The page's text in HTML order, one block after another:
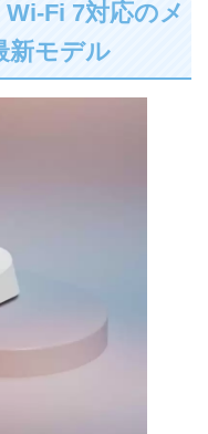
Fi 7対応のメ
新モデル